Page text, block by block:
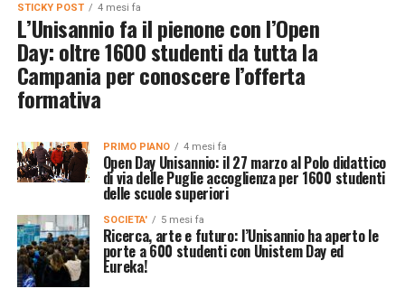
STICKY POST 4 mesi fa
L’Unisannio fa il pienone con l’Open
Day: oltre 1600 studenti da tutta la
Campania per conoscere l’offerta
formativa
PRIMO PIANO 4 mesi fa
Open Day Unisannio: il 27 marzo al Polo didattico
di via delle Puglie accoglienza per 1600 studenti
delle scuole superiori
SOCIETA' 5 mesi fa
Ricerca, arte e futuro: l’Unisannio ha aperto le
porte a 600 studenti con Unistem Day ed
Eureka!